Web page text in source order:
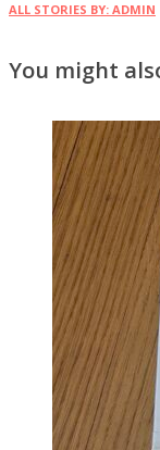
ALL STORIES BY: ADMIN
You might